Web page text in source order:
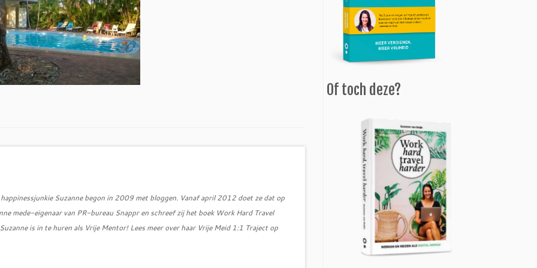
Suzanne begon in 2009 met bloggen. Vanaf april 2012 doet ze dat op
mede-eigenaar van PR-bureau Snappr en schreef zij het boek Work Hard Travel
is in te huren als Vrije Mentor! Lees meer over haar Vrije Meid 1:1 Traject op
Of toch deze?